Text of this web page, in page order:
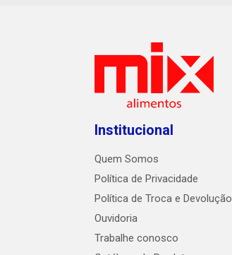
Institucional
Quem Somos
Política de Privacidade
Política de Troca e Devolução
Ouvidoria
Trabalhe conosco